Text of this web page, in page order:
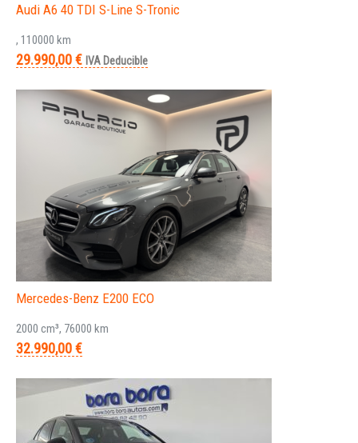
Audi A6 40 TDI S-Line S-Tronic
, 110000 km
29.990,00 € IVA Deducible
Mercedes-Benz E200 ECO
2000 cm³, 76000 km
32.990,00 €